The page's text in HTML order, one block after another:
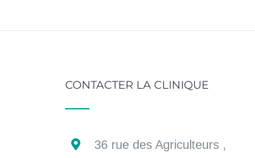
CONTACTER LA CLINIQUE
36 rue des Agriculteurs ,